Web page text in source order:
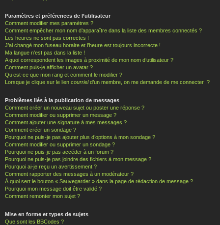
Paramètres et préférences de l’utilisateur
Comment modifier mes paramètres ?
Comment empêcher mon nom d’apparaître dans la liste des membres connectés ?
Les heures ne sont pas correctes !
J’ai changé mon fuseau horaire et l’heure est toujours incorrecte !
Ma langue n’est pas dans la liste !
A quoi correspondent les images à proximité de mon nom d’utilisateur ?
Comment puis-je afficher un avatar ?
Qu’est-ce que mon rang et comment le modifier ?
Lorsque je clique sur le lien courrield’un membre, on me demande de me connecter !?
Problèmes liés à la publication de messages
Comment créer un nouveau sujet ou poster une réponse ?
Comment modifier ou supprimer un message ?
Comment ajouter une signature à mes messages ?
Comment créer un sondage ?
Pourquoi ne puis-je pas ajouter plus d’options à mon sondage ?
Comment modifier ou supprimer un sondage ?
Pourquoi ne puis-je pas accéder à un forum ?
Pourquoi ne puis-je pas joindre des fichiers à mon message ?
Pourquoi ai-je reçu un avertissement ?
Comment rapporter des messages à un modérateur ?
À quoi sert le bouton « Sauvegarder » dans la page de rédaction de message ?
Pourquoi mon message doit être validé ?
Comment remonter mon sujet ?
Mise en forme et types de sujets
Que sont les BBCodes ?